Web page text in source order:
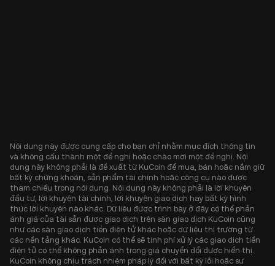
Nội dung này được cung cấp cho bạn chỉ nhằm mục đích thông tin
và không cấu thành một đề nghị hoặc chào mời một đề nghị. Nội
dung này không phải là đề xuất từ KuCoin để mua, bán hoặc nắm giữ
bất kỳ chứng khoán, sản phẩm tài chính hoặc công cụ nào được
tham chiếu trong nội dung. Nội dung này không phải là lời khuyên
đầu tư, lời khuyên tài chính, lời khuyên giao dịch hay bất kỳ hình
thức lời khuyên nào khác. Dữ liệu được trình bày ở đây có thể phản
ánh giá của tài sản được giao dịch trên sàn giao dịch KuCoin cũng
như các sàn giao dịch tiền điện tử khác hoặc dữ liệu thị trường từ
các nền tảng khác. KuCoin có thể sẽ tính phí xử lý các giao dịch tiền
điện tử có thể không phản ánh trong giá chuyển đổi được hiển thị.
KuCoin không chịu trách nhiệm pháp lý đối với bất kỳ lỗi hoặc sự